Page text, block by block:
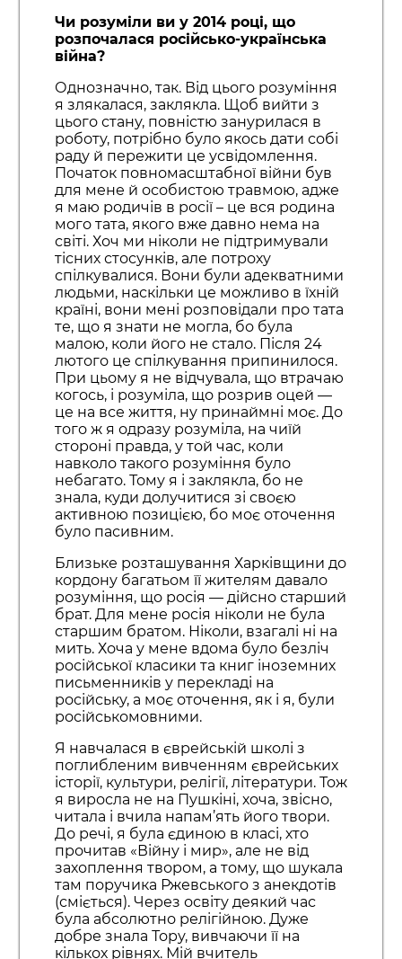
Чи розуміли ви у 2014 році, що
розпочалася російсько-українська
війна?
Однозначно, так. Від цього розуміння
я злякалася, заклякла. Щоб вийти з
цього стану, повністю занурилася в
роботу, потрібно було якось дати собі
раду й пережити це усвідомлення.
Початок повномасштабної війни був
для мене й особистою травмою, адже
я маю родичів в росії – це вся родина
мого тата, якого вже давно нема на
світі. Хоч ми ніколи не підтримували
тісних стосунків, але потроху
спілкувалися. Вони були адекватними
людьми, наскільки це можливо в їхній
країні, вони мені розповідали про тата
те, що я знати не могла, бо була
малою, коли його не стало. Після 24
лютого це спілкування припинилося.
При цьому я не відчувала, що втрачаю
когось, і розуміла, що розрив оцей —
це на все життя, ну принаймні моє. До
того ж я одразу розуміла, на чиїй
стороні правда, у той час, коли
навколо такого розуміння було
небагато. Тому я і заклякла, бо не
знала, куди долучитися зі своєю
активною позицією, бо моє оточення
було пасивним.
Близьке розташування Харківщини до
кордону багатьом її жителям давало
розуміння, що росія — дійсно старший
брат. Для мене росія ніколи не була
старшим братом. Ніколи, взагалі ні на
мить. Хоча у мене вдома було безліч
російської класики та книг іноземних
письменників у перекладі на
російську, а моє оточення, як і я, були
російськомовними.
Я навчалася в єврейській школі з
поглибленим вивченням єврейських
історії, культури, релігії, літератури. Тож
я виросла не на Пушкіні, хоча, звісно,
читала і вчила напам’ять його твори.
До речі, я була єдиною в класі, хто
прочитав «Війну і мир», але не від
захоплення твором, а тому, що шукала
там поручика Ржевського з анекдотів
(сміється). Через освіту деякий час
була абсолютно релігійною. Дуже
добре знала Тору, вивчаючи її на
кількох рівнях. Мій вчитель